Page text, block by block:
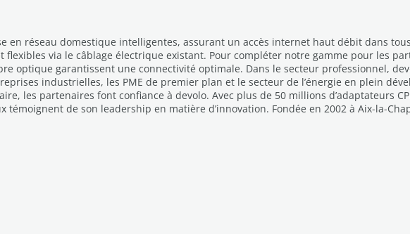
en réseau domestique intelligentes, assurant un accès internet haut débit dans
via le câblage électrique existant. Pour compléter notre gamme pour les
optique garantissent une connectivité optimale. Dans le secteur professionnel,
industrielles, les PME de premier plan et le secteur de l’énergie en plein
les partenaires font confiance à devolo. Avec plus de 50 millions d’adaptateurs
de son leadership en matière d’innovation. Fondée en 2002 à Aix-la-